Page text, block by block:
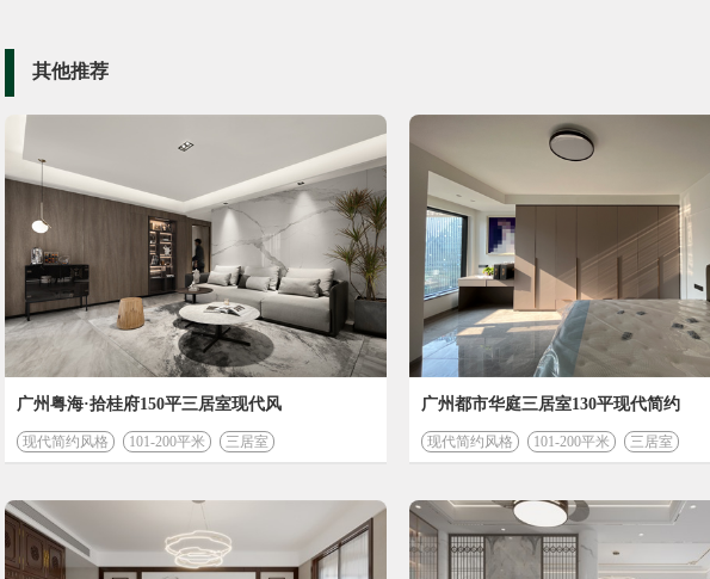
其他推荐
广州粤海·拾桂府150平三居室现代风
现代简约风格 101-200平米 三居室
广州都市华庭三居室130平现代简约
现代简约风格 101-200平米 三居室
开始计算